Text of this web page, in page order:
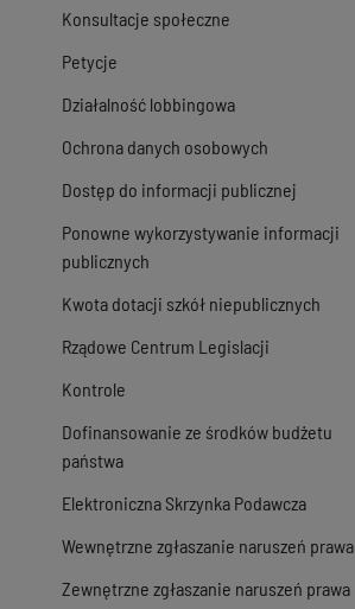
Konsultacje społeczne
Petycje
Działalność lobbingowa
Ochrona danych osobowych
Dostęp do informacji publicznej
Ponowne wykorzystywanie informacji
publicznych
Kwota dotacji szkół niepublicznych
Rządowe Centrum Legislacji
Kontrole
Dofinansowanie ze środków budżetu
państwa
Elektroniczna Skrzynka Podawcza
Wewnętrzne zgłaszanie naruszeń prawa
Zewnętrzne zgłaszanie naruszeń prawa